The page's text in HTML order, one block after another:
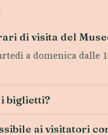
di visita del
a domenica dalle
biglietti?
ai visitatori